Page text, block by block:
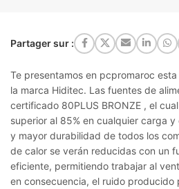
Partager sur :
Te presentamos en pcpromaroc
la marca Hiditec. Las fuentes de
certificado 80PLUS BRONZE , el
superior al 85% en cualquier carga
y mayor durabilidad de todos los
de calor se verán reducidas con un
eficiente, permitiendo trabajar al
en consecuencia, el ruido producido